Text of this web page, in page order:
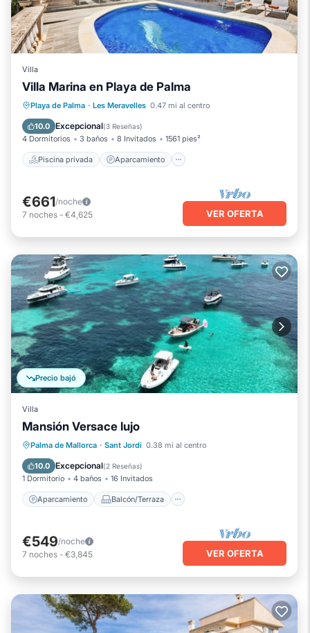
Villa
Villa Marina en Playa de Palma
Playa de Palma · Les Meravelles 0.47 mi al centro
10.0 Excepcional(3 Reseñas)
4 Dormitorios 3 baños 8 Invitados 1561 pies²
Piscina privada Aparcamiento
Piscina privada
Aparcamiento
Piscina
Balcón/Terraza
€661/noche
7 noches - €4,625 VER OFERTA
Precio bajó
Villa
Mansión Versace lujo
Palma de Mallorca · Sant Jordi 0.38 mi al centro
10.0 Excepcional(2 Reseñas)
1 Dormitorio 4 baños 16 Invitados
Aparcamiento Balcón/Terraza
Aparcamiento
Balcón/Terraza
Cocina
Aire acondicionado
€549/noche
7 noches - €3,845 VER OFERTA